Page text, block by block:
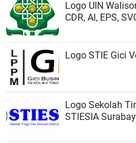
Logo UIN
CDR, AI, EPS,
Logo STIE Gici
Logo Sekolah
STIESIA